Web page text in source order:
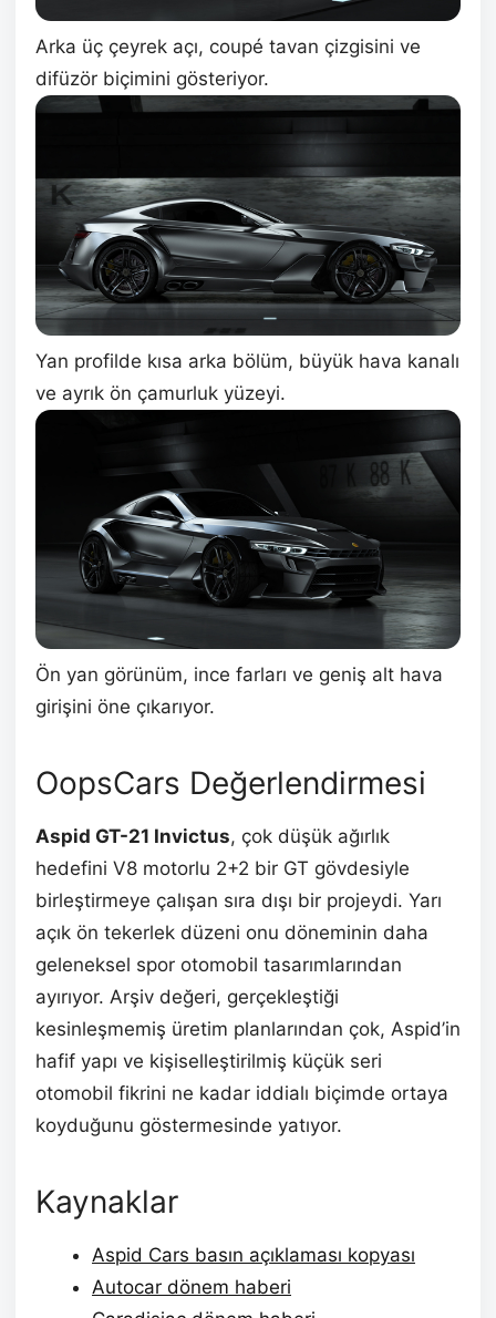
Arka üç çeyrek açı, coupé tavan çizgisini ve
difüzör biçimini gösteriyor.
Yan profilde kısa arka bölüm, büyük hava kanalı
ve ayrık ön çamurluk yüzeyi.
Ön yan görünüm, ince farları ve geniş alt hava
girişini öne çıkarıyor.
OopsCars Değerlendirmesi
Aspid GT-21 Invictus, çok düşük ağırlık
hedefini V8 motorlu 2+2 bir GT gövdesiyle
birleştirmeye çalışan sıra dışı bir projeydi. Yarı
açık ön tekerlek düzeni onu döneminin daha
geleneksel spor otomobil tasarımlarından
ayırıyor. Arşiv değeri, gerçekleştiği
kesinleşmemiş üretim planlarından çok, Aspid’in
hafif yapı ve kişiselleştirilmiş küçük seri
otomobil fikrini ne kadar iddialı biçimde ortaya
koyduğunu göstermesinde yatıyor.
Kaynaklar
Aspid Cars basın açıklaması kopyası
Autocar dönem haberi